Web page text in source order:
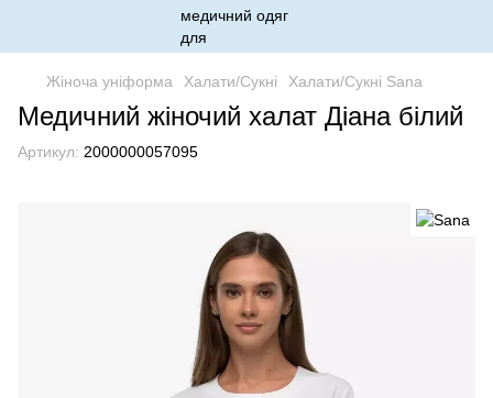
Жіноча уніформа Халати/Сукні Халати/Сукні Sana
Медичний жіночий халат Діана білий
Артикул: 2000000057095